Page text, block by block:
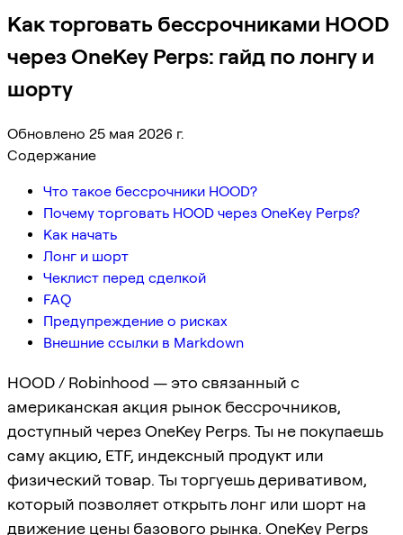
Как торговать бессрочниками HOOD
через OneKey Perps: гайд по лонгу и
шорту
Обновлено 25 мая 2026 г.
Содержание
Что такое бессрочники HOOD?
Почему торговать HOOD через OneKey Perps?
Как начать
Лонг и шорт
Чеклист перед сделкой
FAQ
Предупреждение о рисках
Внешние ссылки в Markdown
HOOD / Robinhood — это связанный с
американская акция рынок бессрочников,
доступный через OneKey Perps. Ты не покупаешь
саму акцию, ETF, индексный продукт или
физический товар. Ты торгуешь деривативом,
который позволяет открыть лонг или шорт на
движение цены базового рынка. OneKey Perps